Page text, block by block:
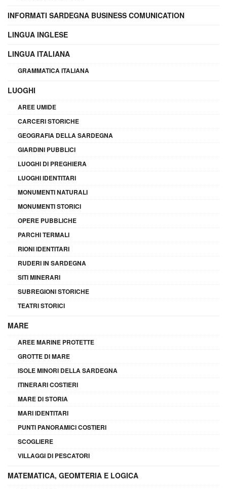
INFORMATI SARDEGNA BUSINESS COMUNICATION
LINGUA INGLESE
LINGUA ITALIANA
GRAMMATICA ITALIANA
LUOGHI
AREE UMIDE
CARCERI STORICHE
GEOGRAFIA DELLA SARDEGNA
GIARDINI PUBBLICI
LUOGHI DI PREGHIERA
LUOGHI IDENTITARI
MONUMENTI NATURALI
MONUMENTI STORICI
OPERE PUBBLICHE
PARCHI TERMALI
RIONI IDENTITARI
RUDERI IN SARDEGNA
SITI MINERARI
SUBREGIONI STORICHE
TEATRI STORICI
MARE
AREE MARINE PROTETTE
GROTTE DI MARE
ISOLE MINORI DELLA SARDEGNA
ITINERARI COSTIERI
MARE DI STORIA
MARI IDENTITARI
PUNTI PANORAMICI COSTIERI
SCOGLIERE
VILLAGGI DI PESCATORI
MATEMATICA, GEOMTERIA E LOGICA